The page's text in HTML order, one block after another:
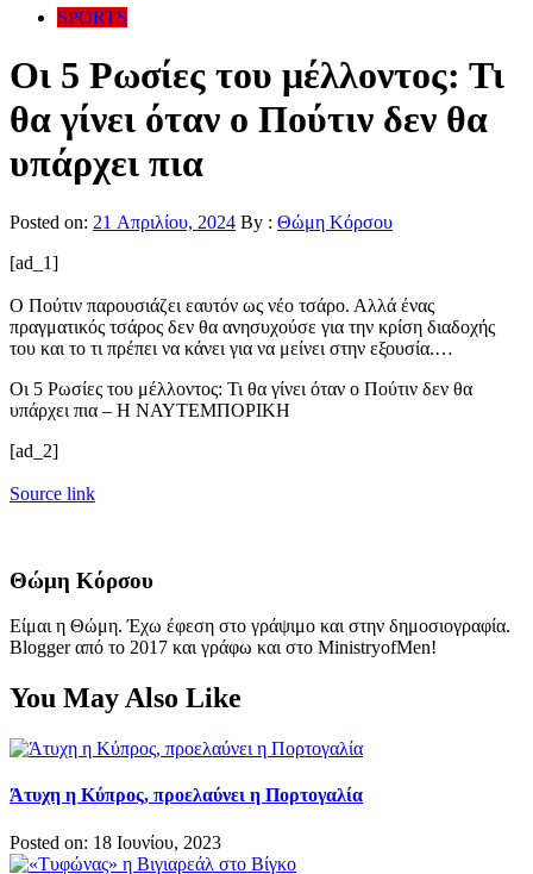
SPORTS
Οι 5 Ρωσίες του μέλλοντος: Τι
θα γίνει όταν ο Πούτιν δεν θα
υπάρχει πια
Posted on: 21 Απριλίου, 2024 By : Θώμη Κόρσου
[ad_1]
Ο Πούτιν παρουσιάζει εαυτόν ως νέο τσάρο. Αλλά ένας
πραγματικός τσάρος δεν θα ανησυχούσε για την κρίση διαδοχής
του και το τι πρέπει να κάνει για να μείνει στην εξουσία.…
Οι 5 Ρωσίες του μέλλοντος: Τι θα γίνει όταν ο Πούτιν δεν θα
υπάρχει πια – Η ΝΑΥΤΕΜΠΟΡΙΚΗ
[ad_2]
Source link
Θώμη Κόρσου
Είμαι η Θώμη. Έχω έφεση στο γράψιμο και στην δημοσιογραφία.
Blogger από το 2017 και γράφω και στο MinistryofMen!
You May Also Like
Άτυχη η Κύπρος, προελαύνει η Πορτογαλία
Posted on: 18 Ιουνίου, 2023